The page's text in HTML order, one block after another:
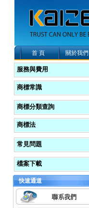
首 頁 關於我們
服務與費用
商標常識
商標分類查詢
商標法
常見問題
檔案下載
快速通道